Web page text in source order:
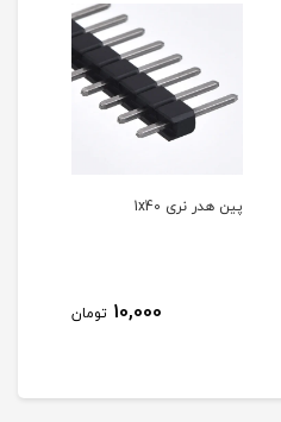
پین هدر نری 1x40
10,000 تومان